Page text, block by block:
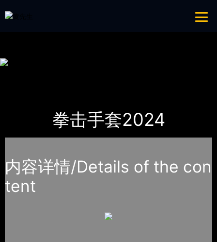
导航
网站地图
拳击手套2024
内容详情/Details of the con
tent